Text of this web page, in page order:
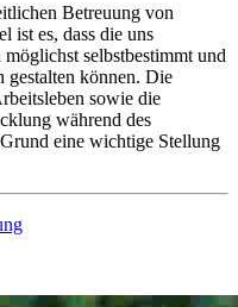
Betreuung von
ist es, dass die uns
selbst­bestimmt und
gestalten können. Die
sowie die
während des
eine wichtige Stellung